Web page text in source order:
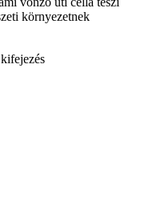
környezetnek